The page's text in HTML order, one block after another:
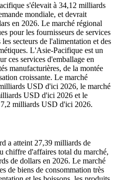
s'élevait à 34,12 milliards
mondiale, et devrait
en 2026. Le marché régional
pour les fournisseurs de services
secteurs de l'alimentation et des
L'Asie-Pacifique est un
ces services d'emballage en
manufacturières, de la montée
croissante. Le marché
USD d'ici 2026, le marché
USD d'ici 2026 et le
milliards USD d'ici 2026.
a atteint 27,39 milliards de
chiffre d'affaires total du marché,
de dollars en 2026. Le marché
de biens de consommation très